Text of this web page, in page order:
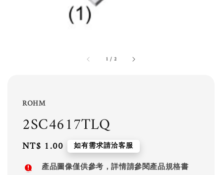
1 / 2
ROHM
2SC4617TLQ
Regular
price
NT$ 1.00 如有需求請洽客服
產品圖像僅供參考，詳情請參閱產品規格書